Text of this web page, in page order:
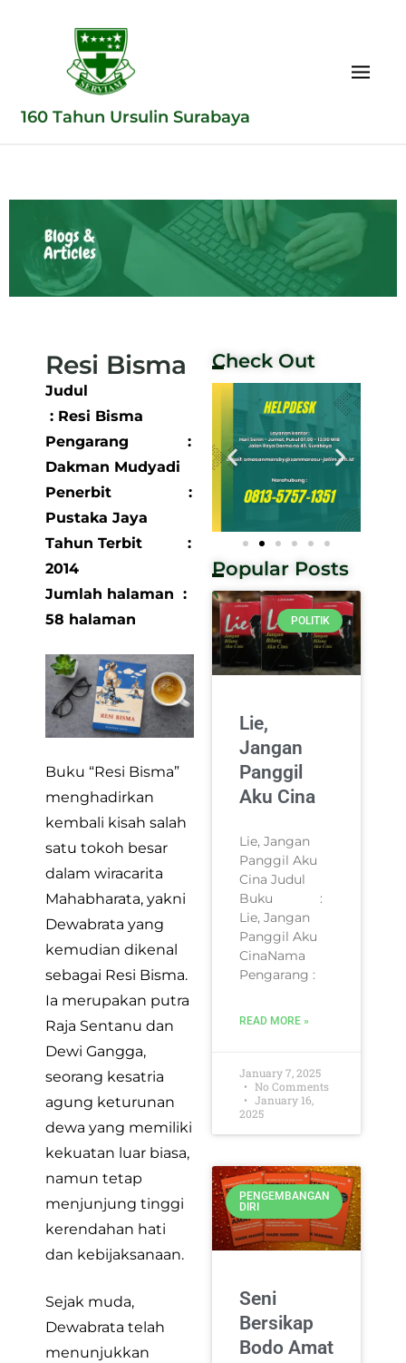
160 Tahun Ursulin Surabaya
Resi Bisma
Judul
: Resi Bisma
Pengarang :
Dakman Mudyadi
Penerbit :
Pustaka Jaya
Tahun Terbit :
2014
Jumlah halaman :
58 halaman
Buku “Resi Bisma”
menghadirkan
kembali kisah salah
satu tokoh besar
dalam wiracarita
Mahabharata, yakni
Dewabrata yang
kemudian dikenal
sebagai Resi Bisma.
Ia merupakan putra
Raja Sentanu dan
Dewi Gangga,
seorang kesatria
agung keturunan
dewa yang memiliki
kekuatan luar biasa,
namun tetap
menjunjung tinggi
kerendahan hati
dan kebijaksanaan.
Sejak muda,
Dewabrata telah
menunjukkan
Check Out
Popular Posts
POLITIK
Lie,
Jangan
Panggil
Aku Cina
Lie, Jangan
Panggil Aku
Cina Judul
Buku :
Lie, Jangan
Panggil Aku
CinaNama
Pengarang :
READ MORE »
January 7, 2025
No Comments
January 16,
2025
PENGEMBANGAN
DIRI
Seni
Bersikap
Bodo Amat